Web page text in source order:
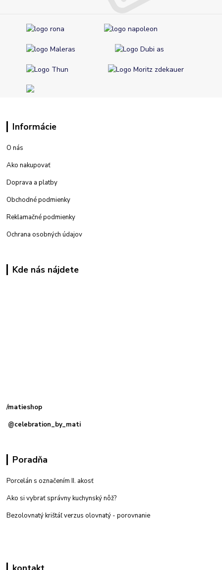
Informácie
O nás
Ako nakupovať
Doprava a platby
Obchodné podmienky
Reklamačné podmienky
Ochrana osobných údajov
Kde nás nájdete
/matieshop
@celebration_by_mati
Poradňa
Porcelán s označením II. akosť
Ako si vybrať správny kuchynský nôž?
Bezolovnatý krištáľ verzus olovnatý - porovnanie